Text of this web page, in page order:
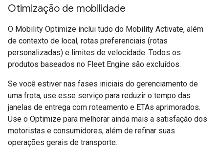
Otimização de mobilidade
O Mobility Optimize inclui tudo do Mobility Activate, além
de contexto de local, rotas preferenciais (rotas
personalizadas) e limites de velocidade. Todos os
produtos baseados no Fleet Engine são excluídos.
Se você estiver nas fases iniciais do gerenciamento de
uma frota, use esse serviço para reduzir o tempo das
janelas de entrega com roteamento e ETAs aprimorados.
Use o Optimize para melhorar ainda mais a satisfação dos
motoristas e consumidores, além de refinar suas
operações gerais de transporte.